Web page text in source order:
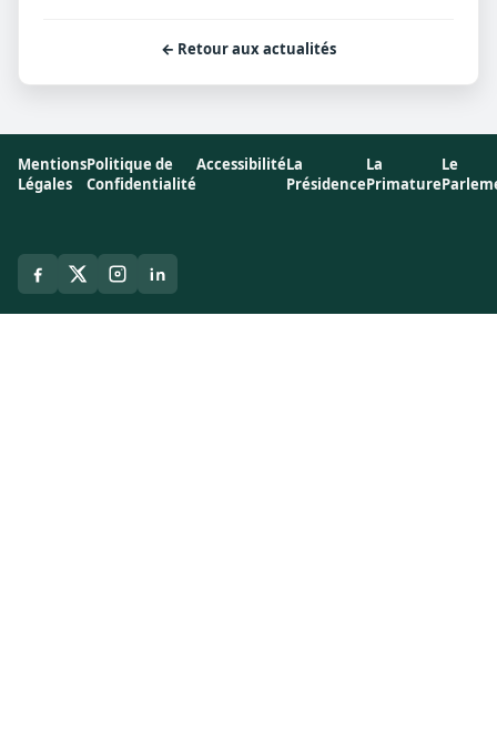
← Retour aux actualités
Mentions
Légales
Politique de
Confidentialité
AccessibilitéLa
Présidence
La
Primature
Le